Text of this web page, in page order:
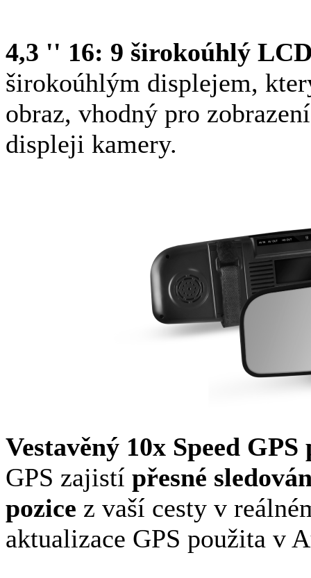
4,3 '' 16: 9 širokoúhlý
širokoúhlým displejem,
obraz, vhodný pro
displeji kamery.
Vestavěný 10x Speed ​​GPS
GPS zajistí přesné
pozice z vaší cesty v
aktualizace GPS použita v